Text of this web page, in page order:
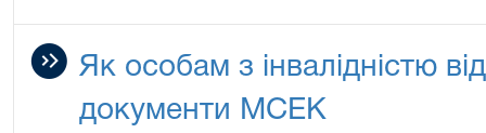
Як особам з інвалідністю
документи МСЕК